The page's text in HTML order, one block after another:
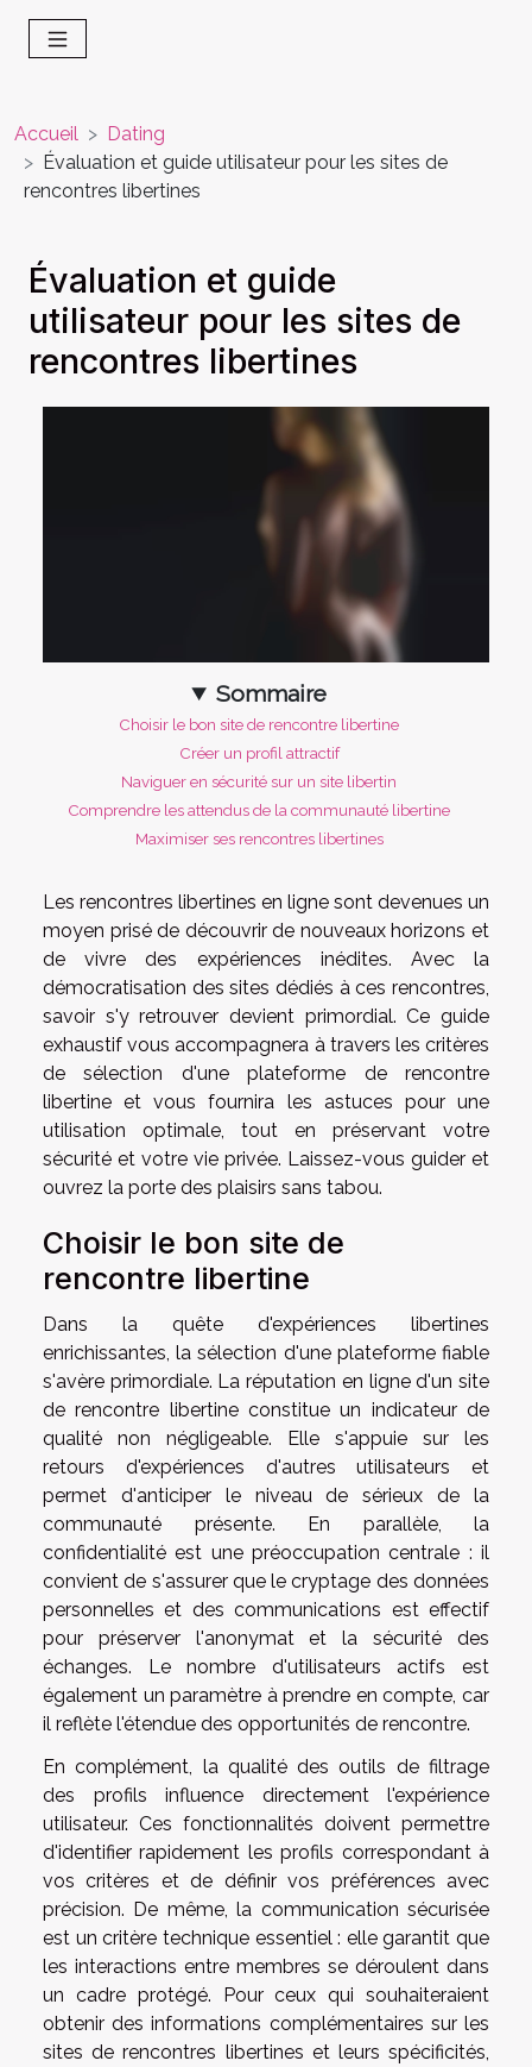
Accueil
Dating
Évaluation et guide utilisateur pour les sites de
rencontres libertines
Évaluation et guide
utilisateur pour les sites de
rencontres libertines
Sommaire
Choisir le bon site de rencontre libertine
Créer un profil attractif
Naviguer en sécurité sur un site libertin
Comprendre les attendus de la communauté libertine
Maximiser ses rencontres libertines
Les rencontres libertines en ligne sont devenues un
moyen prisé de découvrir de nouveaux horizons et
de vivre des expériences inédites. Avec la
démocratisation des sites dédiés à ces rencontres,
savoir s'y retrouver devient primordial. Ce guide
exhaustif vous accompagnera à travers les critères
de sélection d'une plateforme de rencontre
libertine et vous fournira les astuces pour une
utilisation optimale, tout en préservant votre
sécurité et votre vie privée. Laissez-vous guider et
ouvrez la porte des plaisirs sans tabou.
Choisir le bon site de
rencontre libertine
Dans la quête d'expériences libertines
enrichissantes, la sélection d'une plateforme fiable
s'avère primordiale. La réputation en ligne d'un site
de rencontre libertine constitue un indicateur de
qualité non négligeable. Elle s'appuie sur les
retours d'expériences d'autres utilisateurs et
permet d'anticiper le niveau de sérieux de la
communauté présente. En parallèle, la
confidentialité est une préoccupation centrale : il
convient de s'assurer que le cryptage des données
personnelles et des communications est effectif
pour préserver l'anonymat et la sécurité des
échanges. Le nombre d'utilisateurs actifs est
également un paramètre à prendre en compte, car
il reflète l'étendue des opportunités de rencontre.
En complément, la qualité des outils de filtrage
des profils influence directement l'expérience
utilisateur. Ces fonctionnalités doivent permettre
d'identifier rapidement les profils correspondant à
vos critères et de définir vos préférences avec
précision. De même, la communication sécurisée
est un critère technique essentiel : elle garantit que
les interactions entre membres se déroulent dans
un cadre protégé. Pour ceux qui souhaiteraient
obtenir des informations complémentaires sur les
sites de rencontres libertines et leurs spécificités,